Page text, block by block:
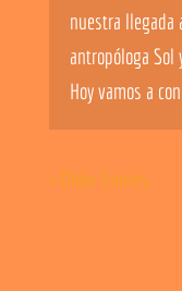
nuestra llegada
antropóloga
Hoy vamos a
« Older Entries